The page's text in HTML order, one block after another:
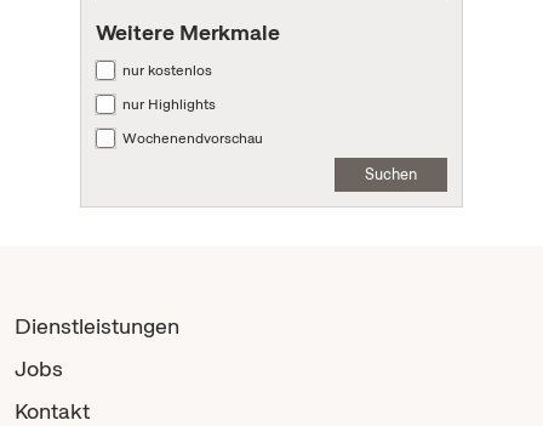
Weitere Merkmale
nur kostenlos
nur Highlights
Wochenendvorschau
Suchen
Dienstleistungen
Jobs
Kontakt